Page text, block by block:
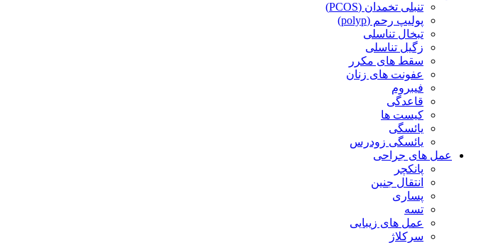
تنبلی تخمدان (PCOS)
پولیپ رحم (polyp)
تبخال تناسلی
زگیل تناسلی
سقط های مکرر
عفونت های زنان
فیبروم
قاعدگی
کیست ها
یائسگی
یائسگی زودرس
عمل های جراحی
پانکچر
انتقال جنین
پساری
تسه
عمل های زیبایی
سرکلاژ